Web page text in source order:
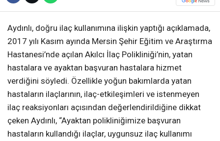
Aydınlı, doğru ilaç kullanımına ilişkin yaptığı açıklamada,
2017 yılı Kasım ayında Mersin Şehir Eğitim ve Araştırma
Hastanesi’nde açılan Akılcı İlaç Polikliniği’nin, yatan
hastalara ve ayaktan başvuran hastalara hizmet
verdiğini söyledi. Özellikle yoğun bakımlarda yatan
hastaların ilaçlarının, ilaç-etkileşimleri ve istenmeyen
ilaç reaksiyonları açısından değerlendirildiğine dikkat
çeken Aydınlı, “Ayaktan polikliniğimize başvuran
hastaların kullandığı ilaçlar, uygunsuz ilaç kullanımı